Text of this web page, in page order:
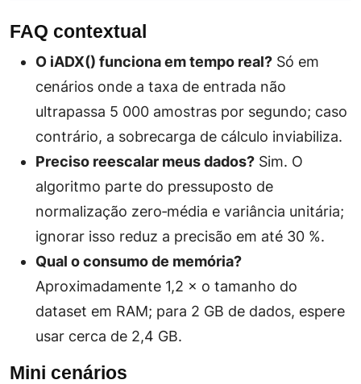
FAQ contextual
O iADX() funciona em tempo real? Só em
cenários onde a taxa de entrada não
ultrapassa 5 000 amostras por segundo; caso
contrário, a sobrecarga de cálculo inviabiliza.
Preciso reescalar meus dados? Sim. O
algoritmo parte do pressuposto de
normalização zero‑média e variância unitária;
ignorar isso reduz a precisão em até 30 %.
Qual o consumo de memória?
Aproximadamente 1,2 × o tamanho do
dataset em RAM; para 2 GB de dados, espere
usar cerca de 2,4 GB.
Mini cenários